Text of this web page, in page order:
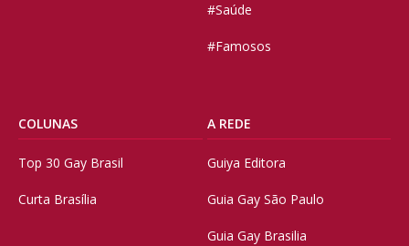
#Saúde
#Famosos
COLUNAS
Top 30 Gay Brasil
Curta Brasília
A REDE
Guiya Editora
Guia Gay São Paulo
Guia Gay Brasilia